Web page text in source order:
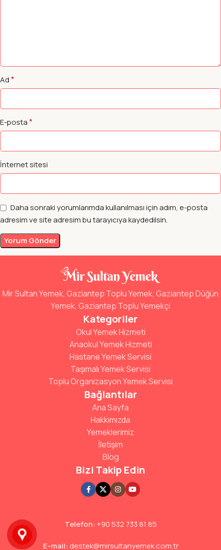
Ad*
E-posta*
İnternet sitesi
Daha sonraki yorumlarımda kullanılması için adım, e-posta
adresim ve site adresim bu tarayıcıya kaydedilsin.
Mir Sultan Yemek, Gaziantep Toplu Yemek, Gaziantep Düğün
Yemek, Gaziantep Toplu Yemekçi
Kategoriler
Okul Yemek Hizmeti
Anaokul Yemek Hizmeti
Hastane Yemek Servisi
Taşımalı Yemek Servisi
Toplu Organizasyon Yemek Servisi
Bağlantılar
Ana Sayfa
Hakkımızda
Yemeklerimiz
İletişim
Blog
Bizi Takip Edin
Telefon: +90 532 733 81 85
E-mail: destek@mirsultanyemek.com.tr